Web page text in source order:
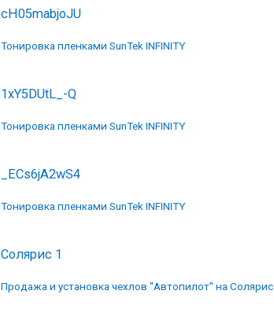
cH05mabjoJU
Тонировка пленками SunTek INFINITY
1xY5DUtL_-Q
Тонировка пленками SunTek INFINITY
_ECs6jA2wS4
Тонировка пленками SunTek INFINITY
Солярис 1
Продажа и установка чехлов "Автопилот" на Солярис